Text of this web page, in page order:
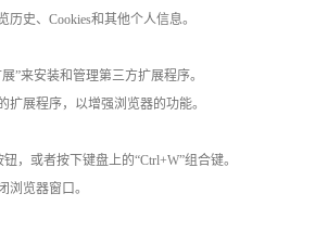
史、Cookies和其他个人信息。
”来安装和管理第三方扩展程序。
扩展程序，以增强浏览器的功能。
，或者按下键盘上的“Ctrl+W”组合键。
浏览器窗口。